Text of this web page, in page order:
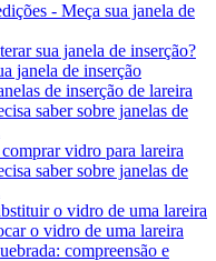
- Meça sua janela de
sua janela de inserção?
janela de inserção
de inserção de lareira
saber sobre janelas de
vidro para lareira
saber sobre janelas de
o vidro de uma lareira
o vidro de uma lareira
compreensão e